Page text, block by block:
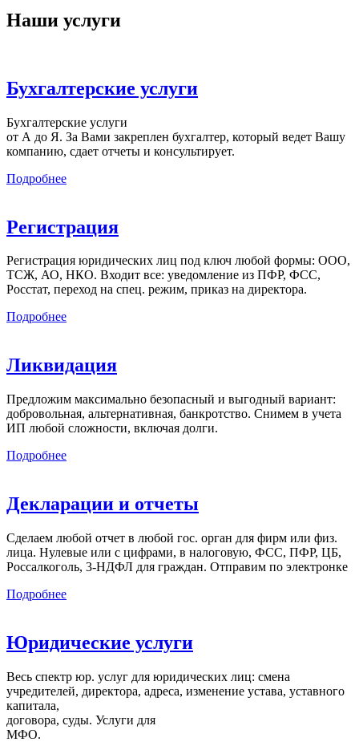
Наши услуги
Бухгалтерские услуги
Бухгалтерские услуги
от А до Я. За Вами закреплен бухгалтер, который ведет Вашу
компанию, сдает отчеты и консультирует.
Подробнее
Регистрация
Регистрация юридических лиц под ключ любой формы: ООО,
ТСЖ, АО, НКО. Входит все: уведомление из ПФР, ФСС,
Росстат, переход на спец. режим, приказ на директора.
Подробнее
Ликвидация
Предложим максимально безопасный и выгодный вариант:
добровольная, альтернативная, банкротство. Снимем в учета
ИП любой сложности, включая долги.
Подробнее
Декларации и отчеты
Сделаем любой отчет в любой гос. орган для фирм или физ.
лица. Нулевые или с цифрами, в налоговую, ФСС, ПФР, ЦБ,
Россалкоголь, 3-НДФЛ для граждан. Отправим по электронке
Подробнее
Юридические услуги
Весь спектр юр. услуг для юридических лиц: смена
учредителей, директора, адреса, изменение устава, уставного
капитала,
договора, суды. Услуги для
МФО.